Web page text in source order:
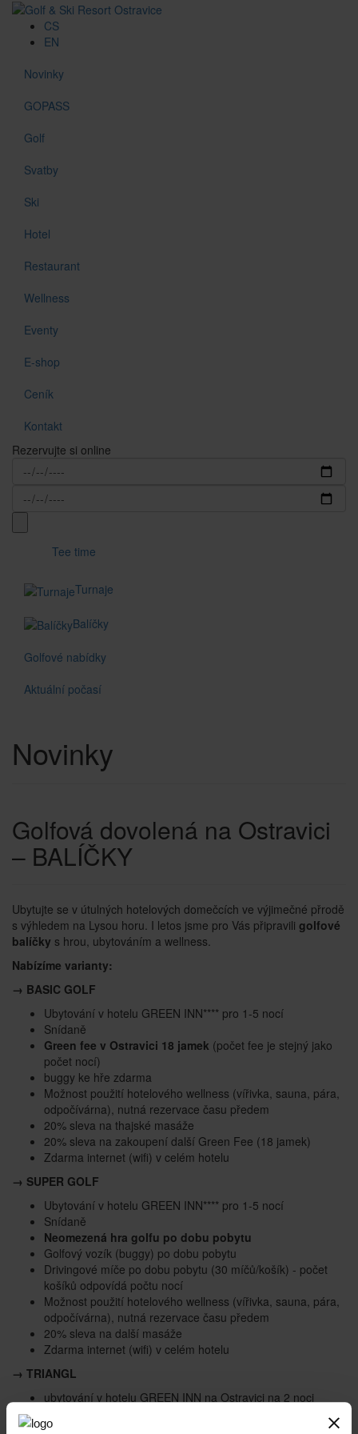
CS
EN
Novinky
GOPASS
Golf
Svatby
Ski
Hotel
Restaurant
Wellness
Eventy
E-shop
Ceník
Kontakt
Rezervujte si online
Tee time
Turnaje
Balíčky
Golfové nabídky
Aktuální počasí
Novinky
Golfová dovolená na Ostravici
–⁠⁠⁠⁠⁠⁠ BALÍČKY
Ubytujte se v útulných hotelových domečcích ve výjimečné přrodě
s výhledem na Lysou horu. I letos jsme pro Vás připravili golfové
balíčky s hrou, ubytováním a wellness.
Nabízíme varianty:
→ BASIC GOLF
Ubytování v hotelu GREEN INN**** pro 1-5 nocí
Snídaně
Green fee v Ostravici 18 jamek (počet fee je stejný jako
počet nocí)
buggy ke hře zdarma
Možnost použití hotelového wellness (vířivka, sauna, pára,
odpočívárna), nutná rezervace času předem
20% sleva na thajské masáže
20% sleva na zakoupení další Green Fee (18 jamek)
Zdarma internet (wifi) v celém hotelu
→ SUPER GOLF
Ubytování v hotelu GREEN INN**** pro 1-5 nocí
Snídaně
Neomezená hra golfu po dobu pobytu
Golfový vozík (buggy) po dobu pobytu
Drivingové míče po dobu pobytu (30 míčů/košík) - počet
košíků odpovídá počtu nocí
Možnost použití hotelového wellness (vířivka, sauna, pára,
odpočívárna), nutná rezervace času předem
20% sleva na další masáže
Zdarma internet (wifi) v celém hotelu
→ TRIANGL
ubytování v hotelu GREEN INN na Ostravici na 2 noci
3 × 18 jamek na hřištích: Ostravice, Čeladná Old